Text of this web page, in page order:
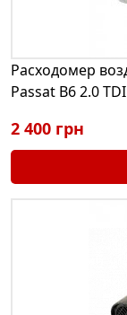
Расходомер
Passat B6 2.0
2 400 грн